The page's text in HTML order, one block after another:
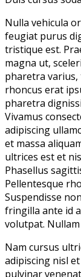
Nulla vehicula
feugiat purus
tristique est.
magna ut,
pharetra varius,
rhoncus erat
pharetra
Vivamus
adipiscing
et massa
ultrices est et
Phasellus
Pellentesque
Suspendisse
fringilla ante id
volutpat.
Nam cursus
adipiscing nisl
pulvinar